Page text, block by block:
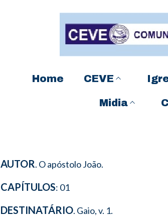
Home CEVE
Midia
AUTOR. O apóstolo João.
CAPÍTULOS: 01
DESTINATÁRIO. Gaio, v. 1.